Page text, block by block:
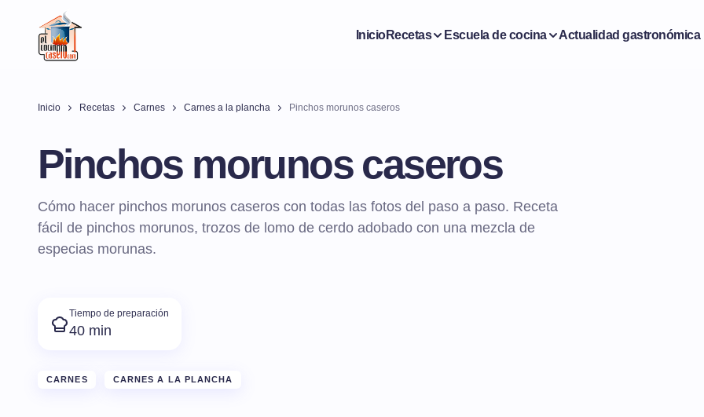
InicioRecetas Escuela de cocina Actualidad gastronómica
Inicio Recetas Carnes Carnes a la plancha Pinchos morunos caseros
Pinchos morunos caseros
Cómo hacer pinchos morunos caseros con todas las fotos del paso a paso. Receta
fácil de pinchos morunos, trozos de lomo de cerdo adobado con una mezcla de
especias morunas.
Tiempo de preparación
40 min
CARNES CARNES A LA PLANCHA